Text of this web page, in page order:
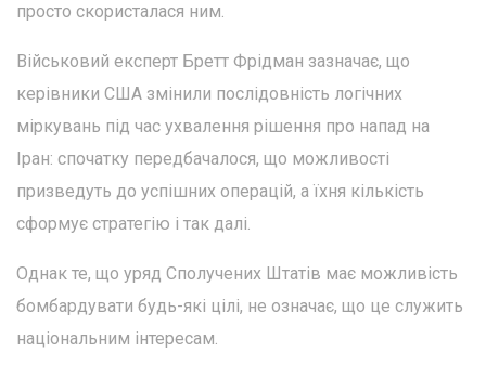
просто скористалася ним.
Військовий експерт Бретт Фрідман зазначає, що
керівники США змінили послідовність логічних
міркувань під час ухвалення рішення про напад на
Іран: спочатку передбачалося, що можливості
призведуть до успішних операцій, а їхня кількість
сформує стратегію і так далі.
Однак те, що уряд Сполучених Штатів має можливість
бомбардувати будь-які цілі, не означає, що це служить
національним інтересам.